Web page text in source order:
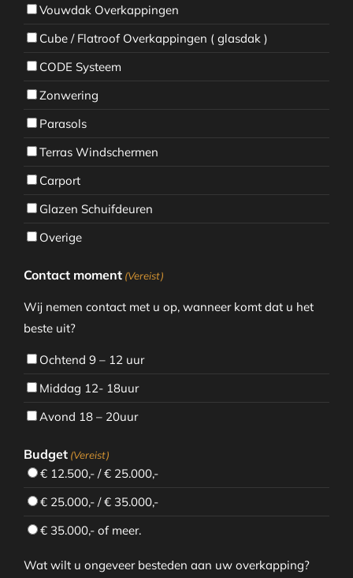
Vouwdak Overkappingen
Cube / Flatroof Overkappingen ( glasdak )
CODE Systeem
Zonwering
Parasols
Terras Windschermen
Carport
Glazen Schuifdeuren
Overige
Contact moment (Vereist)
Wij nemen contact met u op, wanneer komt dat u het
beste uit?
Ochtend 9 – 12 uur
Middag 12- 18uur
Avond 18 – 20uur
Budget (Vereist)
€ 12.500,- / € 25.000,-
€ 25.000,- / € 35.000,-
€ 35.000,- of meer.
Wat wilt u ongeveer besteden aan uw overkapping?